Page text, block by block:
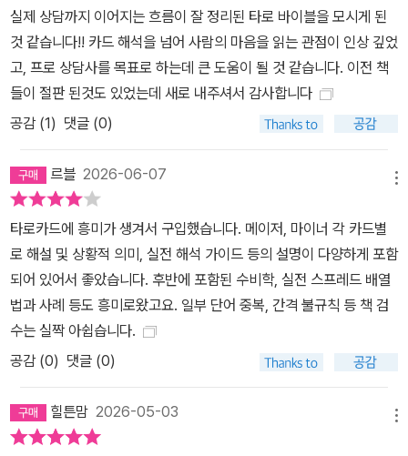
실제 상담까지 이어지는 흐름이 잘 정리된 타로 바이블을 모시게 된
것 같습니다!! 카드 해석을 넘어 사람의 마음을 읽는 관점이 인상 깊었
고, 프로 상담사를 목표로 하는데 큰 도움이 될 것 같습니다. 이전 책
들이 절판 된것도 있었는데 새로 내주셔서 감사합니다
공감 (1) 댓글 (0)
르블 2026-06-07
타로카드에 흥미가 생겨서 구입했습니다. 메이저, 마이너 각 카드별
로 해설 및 상황적 의미, 실전 해석 가이드 등의 설명이 다양하게 포함
되어 있어서 좋았습니다. 후반에 포함된 수비학, 실전 스프레드 배열
법과 사례 등도 흥미로왔고요. 일부 단어 중복, 간격 불규칙 등 책 검
수는 실짝 아쉽습니다.
공감 (0) 댓글 (0)
힐튼맘 2026-05-03